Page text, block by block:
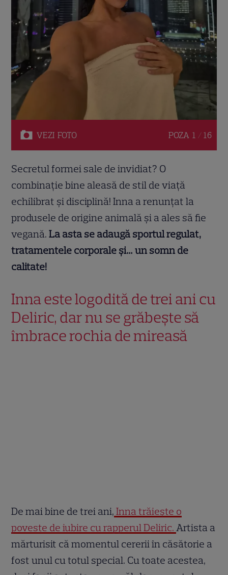
VEZI FOTO POZA 1 / 16
Secretul formei sale de invidiat? O
combinație bine aleasă de stil de viață
echilibrat și disciplină! Inna a renunțat la
produsele de origine animală și a ales să fie
vegană.La asta se adaugă sportul regulat,
tratamentele corporale și… un somn de
calitate!
Inna este logodită de trei ani cu
Deliric, dar nu se grăbește să
îmbrace rochia de mireasă
De mai bine de trei ani, Inna trăiește o
poveste de iubire cu rapperul Deliric.Artista a
mărturisit că momentul cererii în căsătorie a
fost unul cu totul special. Cu toate acestea,